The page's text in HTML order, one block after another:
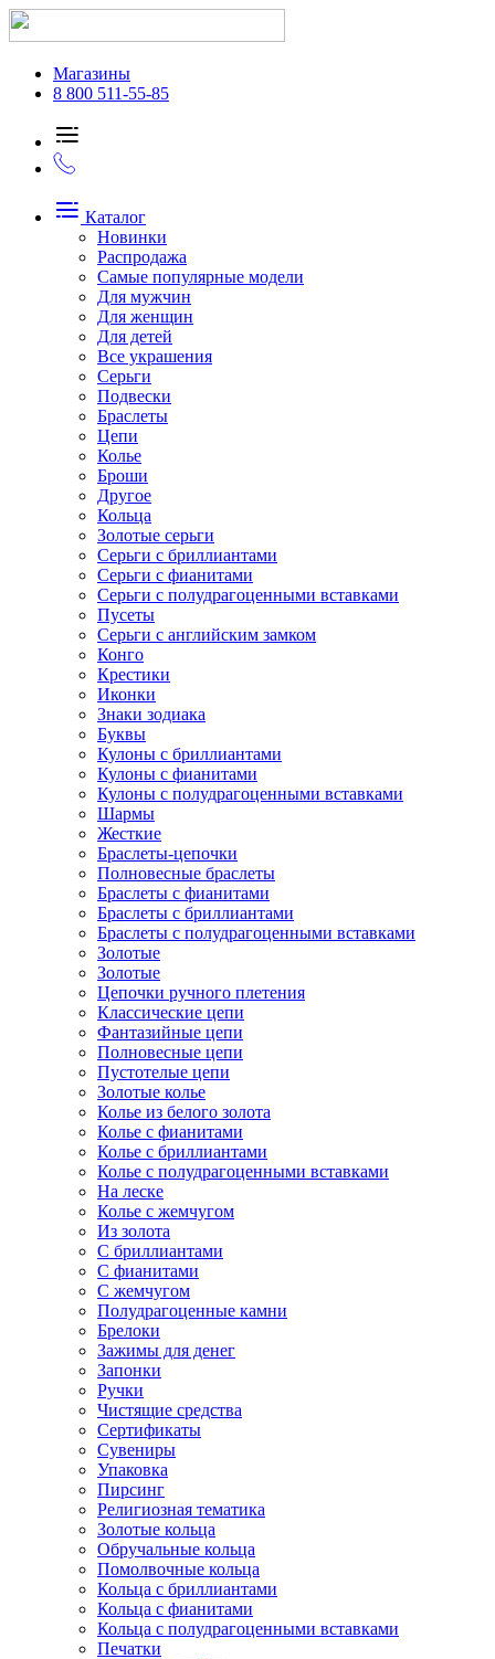
Магазины
8 800 511-55-85
Каталог
Новинки
Распродажа
Самые популярные модели
Для мужчин
Для женщин
Для детей
Все украшения
Серьги
Подвески
Браслеты
Цепи
Колье
Броши
Другое
Кольца
Золотые серьги
Серьги с бриллиантами
Серьги с фианитами
Серьги с полудрагоценными вставками
Пусеты
Серьги с английским замком
Конго
Крестики
Иконки
Знаки зодиака
Буквы
Кулоны с бриллиантами
Кулоны с фианитами
Кулоны с полудрагоценными вставками
Шармы
Жесткие
Браслеты-цепочки
Полновесные браслеты
Браслеты с фианитами
Браслеты с бриллиантами
Браслеты с полудрагоценными вставками
Золотые
Золотые
Цепочки ручного плетения
Классические цепи
Фантазийные цепи
Полновесные цепи
Пустотелые цепи
Золотые колье
Колье из белого золота
Колье с фианитами
Колье с бриллиантами
Колье с полудрагоценными вставками
На леске
Колье с жемчугом
Из золота
С бриллиантами
С фианитами
С жемчугом
Полудрагоценные камни
Брелоки
Зажимы для денег
Запонки
Ручки
Чистящие средства
Сертификаты
Сувениры
Упаковка
Пирсинг
Религиозная тематика
Золотые кольца
Обручальные кольца
Помолвочные кольца
Кольца с бриллиантами
Кольца с фианитами
Кольца с полудрагоценными вставками
Печатки